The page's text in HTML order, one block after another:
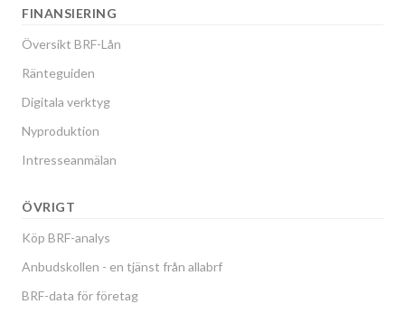
FINANSIERING
Översikt BRF-Lån
Ränteguiden
Digitala verktyg
Nyproduktion
Intresseanmälan
ÖVRIGT
Köp BRF-analys
Anbudskollen - en tjänst från allabrf
BRF-data för företag